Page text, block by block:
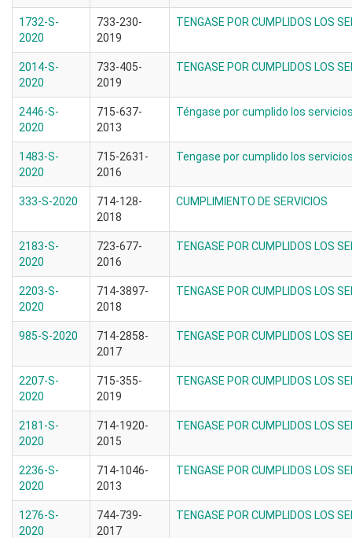
1732-S-
2020
733-230-
2019
TENGASE POR CUMPLIDOS LOS
2014-S-
2020
733-405-
2019
TENGASE POR CUMPLIDOS LOS
2446-S-
2020
715-637-
2013
Téngase por cumplido los
1483-S-
2020
715-2631-
2016
Tengase por cumplido los
333-S-2020
714-128-
2018
CUMPLIMIENTO DE SERVICIOS
2183-S-
2020
723-677-
2016
TENGASE POR CUMPLIDOS LOS
2203-S-
2020
714-3897-
2018
TENGASE POR CUMPLIDOS LOS
985-S-2020
714-2858-
2017
TENGASE POR CUMPLIDOS LOS
2207-S-
2020
715-355-
2019
TENGASE POR CUMPLIDOS LOS
2181-S-
2020
714-1920-
2015
TENGASE POR CUMPLIDOS LOS
2236-S-
2020
714-1046-
2013
TENGASE POR CUMPLIDOS LOS
1276-S-
2020
744-739-
2017
TENGASE POR CUMPLIDOS LOS